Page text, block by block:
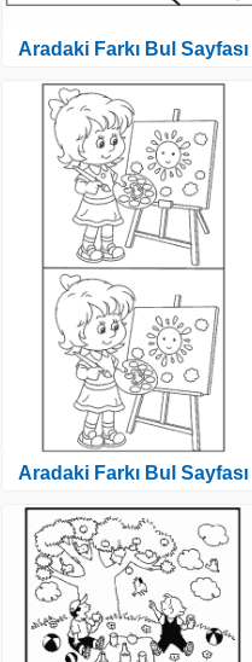
Aradaki Farkı Bul Sayfası
Aradaki Farkı Bul Sayfası